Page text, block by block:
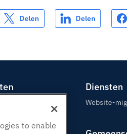
Delen Delen
wederverkopers
Diensten
Website-
to enable